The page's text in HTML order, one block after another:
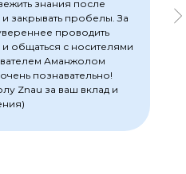
знания после
закрывать пробелы. За
проводить
общаться с носителями
Аманжолом
познавательно!
Znau за ваш вклад и